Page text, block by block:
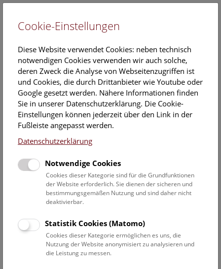
EN
NHM Über den Dächern
Wiens (auf Englisch)
Sonntag, 12. Oktober 2025, 15:00 Uhr – 16:00 Uhr |
Keine Buchung mehr möglich.
kulturhistorischer Spaziergangdurch das Museum bis
Dachmit fantastischem Wienblick wird zum
unvergesslichen Erlebnis.
NHM Über den Dächern Wiens
Jeden Freitag, Samstag und Sonntag, 16:00, sowie jeden
Mittwoch, 18:30 (deutsch)
Cookie-Einstellungen
Diese Website verwendet Cookies: neben technisch
notwendigen Cookies verwenden wir auch solche,
deren Zweck die Analyse von Webseitenzugriffen ist
und Cookies, die durch Drittanbieter wie Youtube oder
Google gesetzt werden. Nähere Informationen finden
Sie in unserer Datenschutzerklärung. Die Cookie-
Einstellungen können jederzeit über den Link in der
Fußleiste angepasst werden.
Datenschutzerklärung
Notwendige Cookies
Cookies dieser Kategorie sind für die Grundfunktionen
der Website erforderlich. Sie dienen der sicheren und
bestimmungsgemäßen Nutzung und sind daher nicht
deaktivierbar.
Statistik Cookies (Matomo)
Cookies dieser Kategorie ermöglichen es uns, die
Nutzung der Website anonymisiert zu analysieren und
die Leistung zu messen.